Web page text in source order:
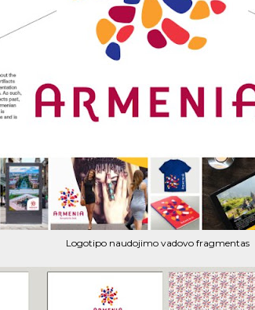
Logotipo naudojimo vadovo fragmentas